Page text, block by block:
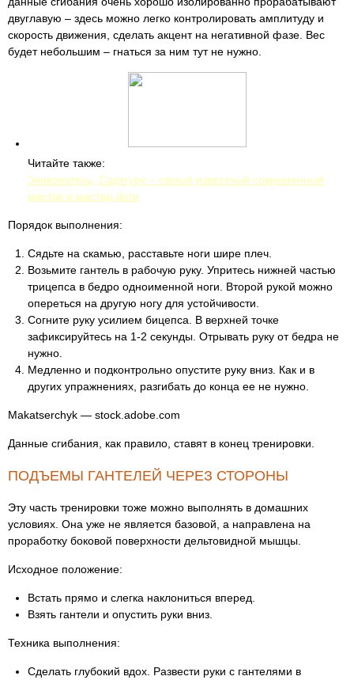
двуглавую – здесь можно легко контролировать амплитуду и
скорость движения, сделать акцент на негативной фазе. Вес
будет небольшим – гнаться за ним тут не нужно.
Читайте также:
Знакомьтесь, Садхгуру – самый известный современный
мистик и мастер йоги
Порядок выполнения:
Сядьте на скамью, расставьте ноги шире плеч.
Возьмите гантель в рабочую руку. Упритесь нижней частью
трицепса в бедро одноименной ноги. Второй рукой можно
опереться на другую ногу для устойчивости.
Согните руку усилием бицепса. В верхней точке
зафиксируйтесь на 1-2 секунды. Отрывать руку от бедра не
нужно.
Медленно и подконтрольно опустите руку вниз. Как и в
других упражнениях, разгибать до конца ее не нужно.
Makatserchyk — stock.adobe.com
Данные сгибания, как правило, ставят в конец тренировки.
ПОДЪЕМЫ ГАНТЕЛЕЙ ЧЕРЕЗ СТОРОНЫ
Эту часть тренировки тоже можно выполнять в домашних
условиях. Она уже не является базовой, а направлена на
проработку боковой поверхности дельтовидной мышцы.
Исходное положение:
Встать прямо и слегка наклониться вперед.
Взять гантели и опустить руки вниз.
Техника выполнения:
Сделать глубокий вдох. Развести руки с гантелями в